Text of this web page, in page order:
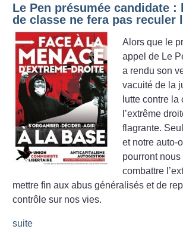
Le Pen présumée candidate :
de classe ne fera pas reculer
Alors que le
appel de Le
a rendu son
vacuité de la
lutte contre
l’extrême
flagrante.
et notre auto-
pourront
combattre
mettre fin aux abus généralisés et de
contrôle sur nos vies.
suite